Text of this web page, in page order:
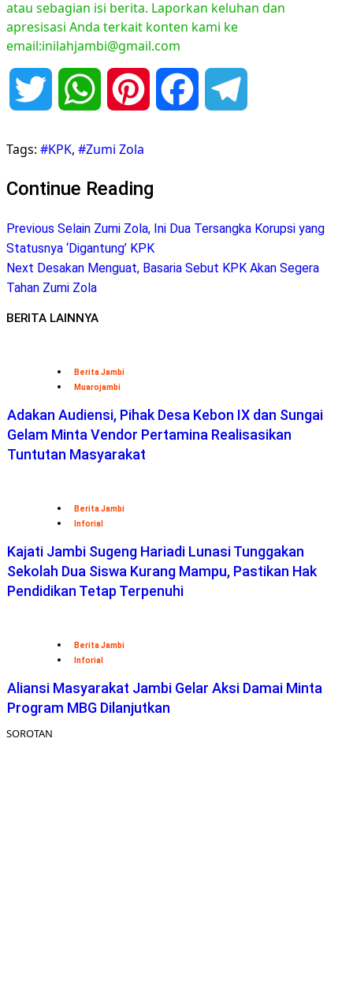
atau sebagian isi berita. Laporkan keluhan dan
apresisasi Anda terkait konten kami ke
email:inilahjambi@gmail.com
Twitter WhatsAppPinterest Facebook
Tags: #KPK, #Zumi Zola
Continue Reading
Previous Selain Zumi Zola, Ini Dua Tersangka Korupsi yang
Statusnya ‘Digantung’ KPK
Next Desakan Menguat, Basaria Sebut KPK Akan Segera
Tahan Zumi Zola
BERITA LAINNYA
Berita Jambi
Muarojambi
Adakan Audiensi, Pihak Desa Kebon IX dan Sungai
Gelam Minta Vendor Pertamina Realisasikan
Tuntutan Masyarakat
Berita Jambi
Inforial
Kajati Jambi Sugeng Hariadi Lunasi Tunggakan
Sekolah Dua Siswa Kurang Mampu, Pastikan Hak
Pendidikan Tetap Terpenuhi
Berita Jambi
Inforial
Aliansi Masyarakat Jambi Gelar Aksi Damai Minta
Program MBG Dilanjutkan
SOROTAN